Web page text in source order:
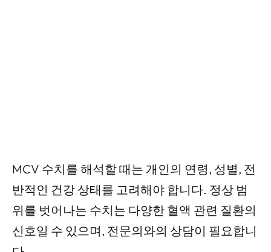
MCV 수치를 해석할 때는 개인의 연령, 성별, 전
반적인 건강 상태를 고려해야 합니다. 정상 범
위를 벗어나는 수치는 다양한 혈액 관련 질환의
신호일 수 있으며, 전문의와의 상담이 필요합니